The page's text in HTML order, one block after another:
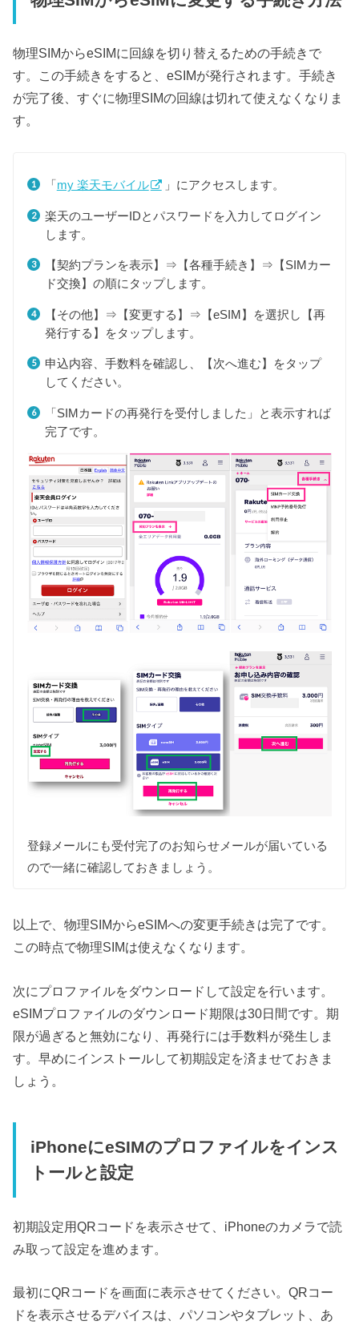
物理SIMからeSIMに回線を切り替えるための手続きで
す。この手続きをすると、eSIMが発行されます。手続き
が完了後、すぐに物理SIMの回線は切れて使えなくなりま
す。
「my 楽天モバイル 」にアクセスします。
楽天のユーザーIDとパスワードを入力してログイン
します。
【契約プランを表示】⇒【各種手続き】⇒【SIMカー
ド交換】の順にタップします。
【その他】⇒【変更する】⇒【eSIM】を選択し【再
発行する】をタップします。
申込内容、手数料を確認し、【次へ進む】をタップ
してください。
「SIMカードの再発行を受付しました」と表示すれば
完了です。
登録メールにも受付完了のお知らせメールが届いている
ので一緒に確認しておきましょう。
以上で、物理SIMからeSIMへの変更手続きは完了です。
この時点で物理SIMは使えなくなります。
次にプロファイルをダウンロードして設定を行います。
eSIMプロファイルのダウンロード期限は30日間です。期
限が過ぎると無効になり、再発行には手数料が発生しま
す。早めにインストールして初期設定を済ませておきま
しょう。
iPhoneにeSIMのプロファイルをインス
トールと設定
初期設定用QRコードを表示させて、iPhoneのカメラで読
み取って設定を進めます。
最初にQRコードを画面に表示させてください。QRコー
ドを表示させるデバイスは、パソコンやタブレット、あ